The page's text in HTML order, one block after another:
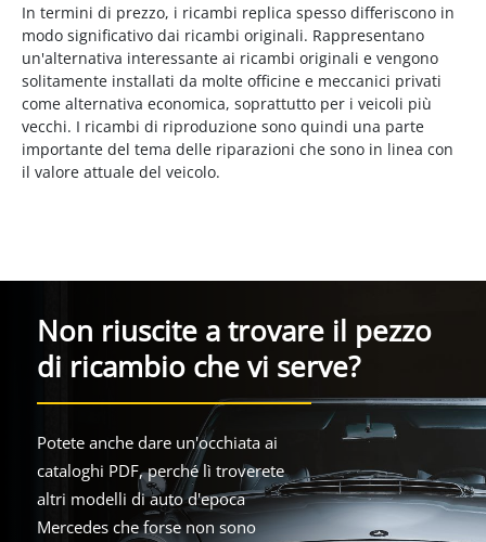
In termini di prezzo, i ricambi replica spesso differiscono in
modo significativo dai ricambi originali. Rappresentano
un'alternativa interessante ai ricambi originali e vengono
solitamente installati da molte officine e meccanici privati
come alternativa economica, soprattutto per i veicoli più
vecchi. I ricambi di riproduzione sono quindi una parte
importante del tema delle riparazioni che sono in linea con
il valore attuale del veicolo.
Non riuscite a trovare il pezzo
di ricambio che vi serve?
Potete anche dare un'occhiata ai
cataloghi PDF, perché lì troverete
altri modelli di auto d'epoca
Mercedes che forse non sono